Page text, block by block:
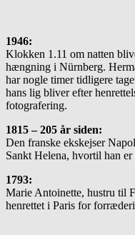
1946:
Klokken 1.11 om natten
hængning i Nürnberg.
har nogle timer tidligere
hans lig bliver efter
fotografering.
1815 – 205 år siden:
Den franske ekskejser
Sankt Helena, hvortil han
1793:
Marie Antoinette, hustru til
henrettet i Paris for